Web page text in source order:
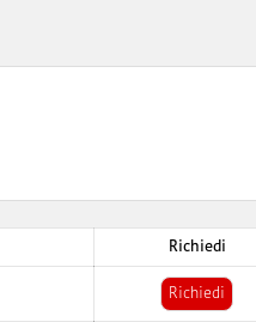
Richiedi
Richiedi